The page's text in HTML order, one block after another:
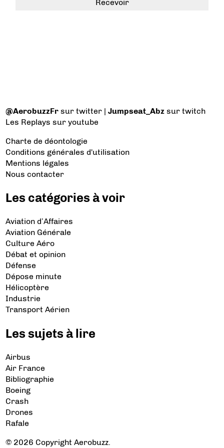
@AerobuzzFr sur twitter |Jumpseat_Abz sur twitch
Les Replays sur youtube
Charte de déontologie
Conditions générales d'utilisation
Mentions légales
Nous contacter
Les catégories à voir
Aviation d’Affaires
Aviation Générale
Culture Aéro
Débat et opinion
Défense
Dépose minute
Hélicoptère
Industrie
Transport Aérien
Les sujets à lire
Airbus
Air France
Bibliographie
Boeing
Crash
Drones
Rafale
© 2026 Copyright Aerobuzz.